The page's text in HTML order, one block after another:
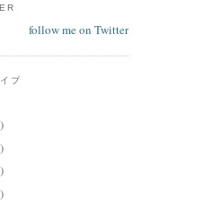
follow me on Twitter
ブ